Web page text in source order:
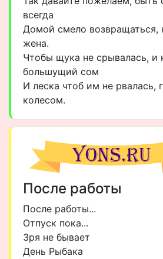
всегда
Домой смело возвращаться,
жена.
Чтобы щука не срывалась, и
большущий сом
И леска чтоб им не рвалась,
колесом.
После работы
После работы...
Отпуск пока...
Зря не бывает
День Рыбака